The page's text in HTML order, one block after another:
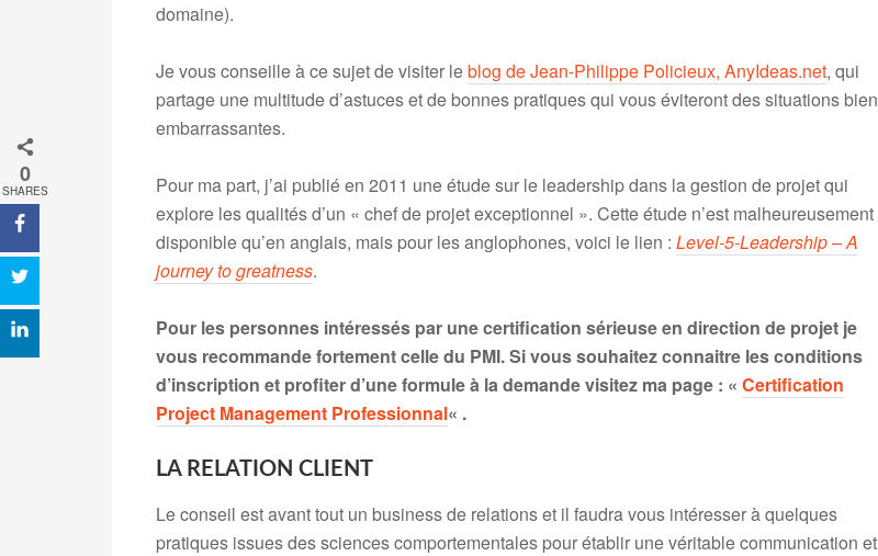
domaine).
Je vous conseille à ce sujet de visiter leblog de Jean-Philippe Policieux, AnyIdeas.net, qui
partage une multitude d’astuces et de bonnes pratiques qui vous éviteront des situations bien
embarrassantes.
Pour ma part, j’ai publié en 2011 une étude sur le leadership dans la gestion de projet qui
explore les qualités d’un « chef de projet exceptionnel ». Cette étude n’est malheureusement
disponible qu’en anglais, mais pour les anglophones, voici le lien : Level-5-Leadership – A
journey to greatness.
Pour les personnes intéressés par une certification sérieuse en direction de projet je
vous recommande fortement celle du PMI. Si vous souhaitez connaitre les conditions
d’inscription et profiter d’une formule à la demande visitez ma page : « Certification
Project Management Professionnal« .
LA RELATION CLIENT
Le conseil est avant tout un business de relations et il faudra vous intéresser à quelques
pratiques issues des sciences comportementales pour établir une véritable communication et
0
SHARES